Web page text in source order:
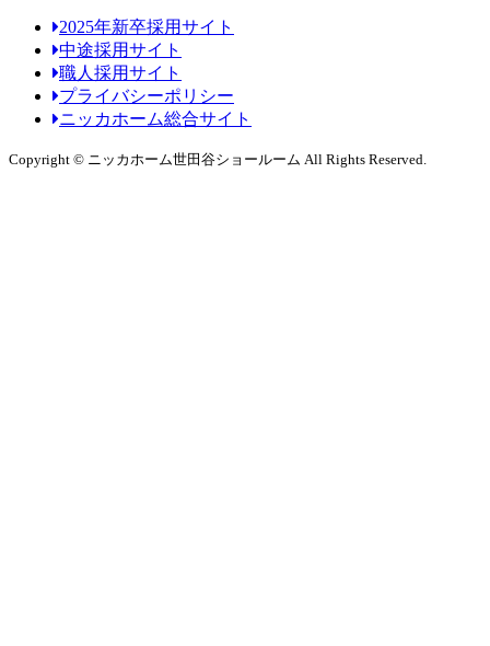
2025年新卒採用サイト
中途採用サイト
職人採用サイト
プライバシーポリシー
ニッカホーム総合サイト
Copyright © ニッカホーム世田谷ショールーム All Rights Reserved.